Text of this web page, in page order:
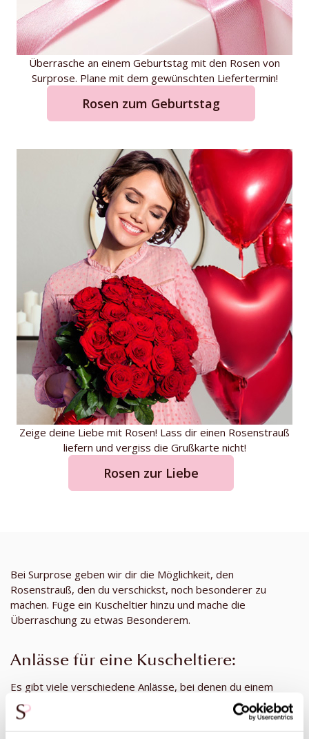
Überrasche an einem Geburtstag mit den Rosen von
Surprose. Plane mit dem gewünschten Liefertermin!
Rosen zum Geburtstag
Zeige deine Liebe mit Rosen! Lass dir einen Rosenstrauß
liefern und vergiss die Grußkarte nicht!
Rosen zur Liebe
Bei Surprose geben wir dir die Möglichkeit, den
Rosenstrauß, den du verschickst, noch besonderer zu
machen. Füge ein Kuscheltier hinzu und mache die
Überraschung zu etwas Besonderem.
Anlässe für eine Kuscheltiere:
Es gibt viele verschiedene Anlässe, bei denen du einem
Rosenstrauß mit einer Umarmung zusätzliche Kraft
verleihen kannst. Surprose hat mehrere Arten von